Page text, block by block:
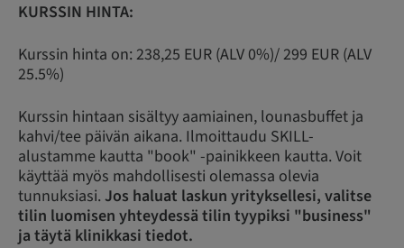
KURSSIN HINTA:
Kurssin hinta on: 238,25 EUR (ALV 0%)/ 299 EUR (ALV
25.5%)
Kurssin hintaan sisältyy aamiainen, lounasbuffet ja
kahvi/tee päivän aikana. Ilmoittaudu SKILL-
alustamme kautta "book" -painikkeen kautta. Voit
käyttää myös mahdollisesti olemassa olevia
tunnuksiasi. Jos haluat laskun yrityksellesi, valitse
tilin luomisen yhteydessä tilin tyypiksi "business"
ja täytä klinikkasi tiedot.